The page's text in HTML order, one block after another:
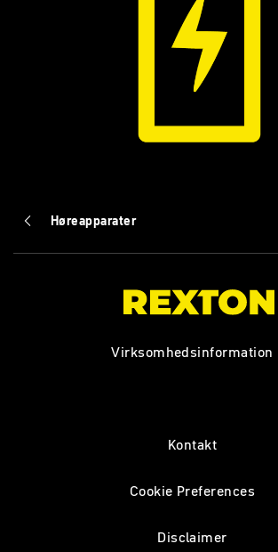
Høreapparater
Virksomhedsinformation
Kontakt
Cookie Preferences
Disclaimer